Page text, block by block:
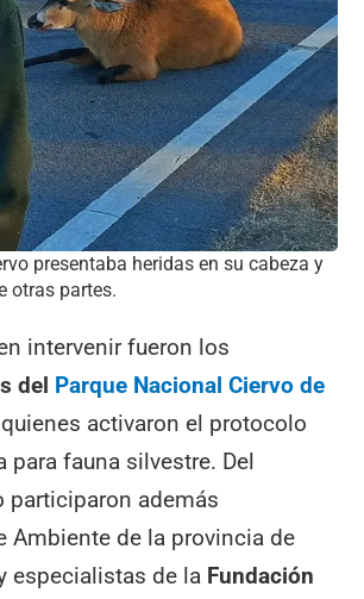
presentaba heridas en su cabeza y
otras partes.
intervenir fueron los
del Parque Nacional Ciervo de
activaron el protocolo
para fauna silvestre. Del
participaron además
Ambiente de la provincia de
especialistas de la Fundación